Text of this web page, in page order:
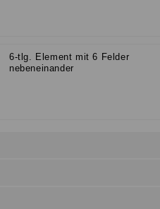
6-tlg. Element mit 6 Felder
nebeneinander